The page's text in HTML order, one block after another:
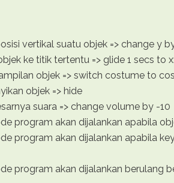
vertikal suatu objek => change y
ke titik tertentu => glide 1 secs to
objek => switch costume to
objek => hide
suara => change volume by -10
program akan dijalankan apabila
program akan dijalankan apabila
program akan dijalankan berulang